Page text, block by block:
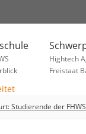
Hightech
Freistaat
Studierende der